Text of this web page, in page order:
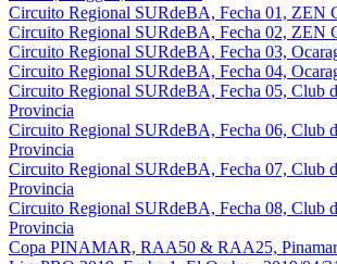
Circuito Regional SURdeBA, Fecha 01, ZEN
Circuito Regional SURdeBA, Fecha 02, ZEN
Circuito Regional SURdeBA, Fecha 03,
Circuito Regional SURdeBA, Fecha 04,
Circuito Regional SURdeBA, Fecha 05, Club
Provincia
Circuito Regional SURdeBA, Fecha 06, Club
Provincia
Circuito Regional SURdeBA, Fecha 07, Club
Provincia
Circuito Regional SURdeBA, Fecha 08, Club
Provincia
Copa PINAMAR, RAA50 & RAA25,